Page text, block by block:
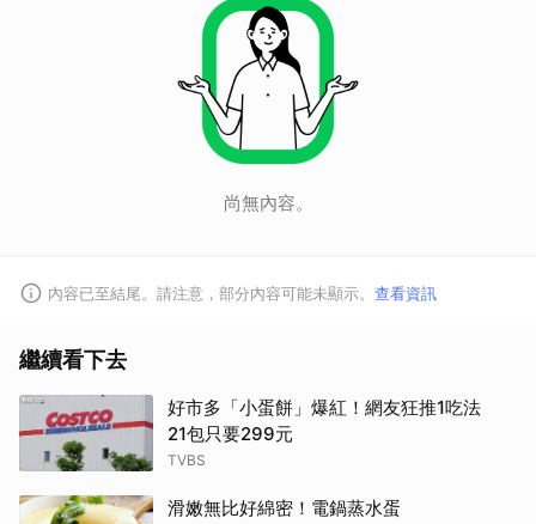
尚無內容。
內容已至結尾。請注意，部分內容可能未顯示。 查看資訊
繼續看下去
好市多「小蛋餅」爆紅！網友狂推1吃法
21包只要299元
TVBS
滑嫩無比好綿密！電鍋蒸水蛋